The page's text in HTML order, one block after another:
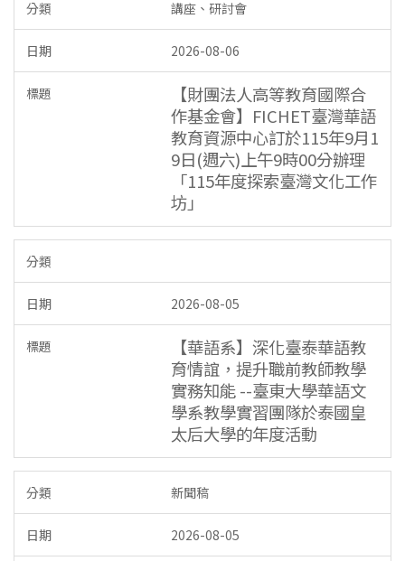
講座、研討會
2026-08-06
【財團法人高等教育國際合
作基金會】​FICHET臺灣華語
教育資源中心訂於115年9月1
9日(週六)上午9時00分辦理
「115年度探索臺灣文化工作
坊」
2026-08-05
【華語系】深化臺泰華語教
育情誼，提升職前教師教學
實務知能 --臺東大學華語文
學系教學實習團隊於泰國皇
太后大學的年度活動
新聞稿
2026-08-05